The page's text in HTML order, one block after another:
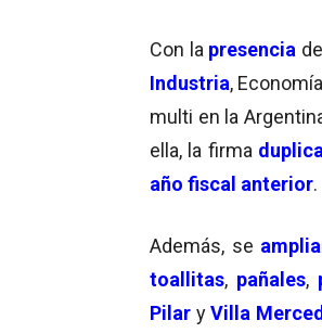
Con la presencia
Industria,
multi en la
ella, la firma
año fiscal anterior.
Además, se
toallitas, pañales,
Pilar yVilla